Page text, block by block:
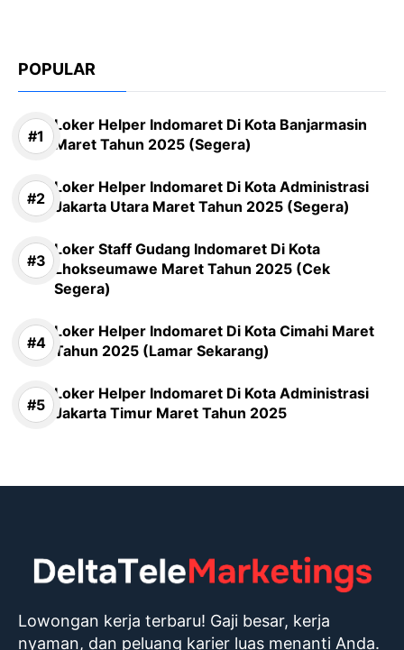
POPULAR
Loker Helper Indomaret Di Kota Banjarmasin
Maret Tahun 2025 (Segera)
Loker Helper Indomaret Di Kota Administrasi
Jakarta Utara Maret Tahun 2025 (Segera)
Loker Staff Gudang Indomaret Di Kota
Lhokseumawe Maret Tahun 2025 (Cek
Segera)
Loker Helper Indomaret Di Kota Cimahi Maret
Tahun 2025 (Lamar Sekarang)
Loker Helper Indomaret Di Kota Administrasi
Jakarta Timur Maret Tahun 2025
Lowongan kerja terbaru! Gaji besar, kerja
nyaman, dan peluang karier luas menanti Anda.